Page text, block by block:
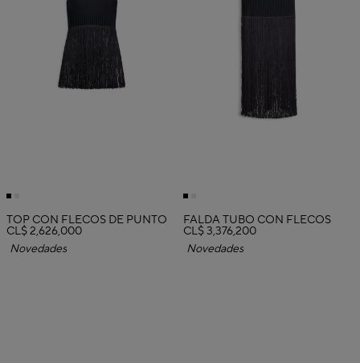
TOP CON FLECOS DE PUNTO
CL$ 2,626,000
Novedades
FALDA TUBO CON FLECOS
CL$ 3,376,200
Novedades